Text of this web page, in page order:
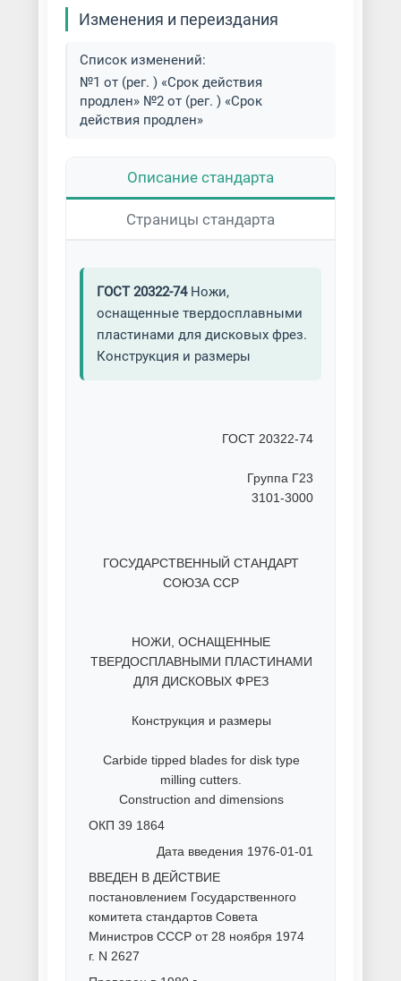
Изменения и переиздания
Список изменений:
№1 от (рег. ) «Срок действия
продлен» №2 от (рег. ) «Срок
действия продлен»
Описание стандарта
Страницы стандарта
ГОСТ 20322-74Ножи,
оснащенные твердосплавными
пластинами для дисковых фрез.
Конструкция и размеры